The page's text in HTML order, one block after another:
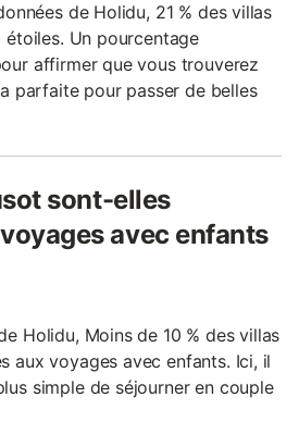
de Holidu, 21 % des villas
Un pourcentage
affirmer que vous trouverez
parfaite pour passer de belles
sont-elles
avec enfants
Holidu, Moins de 10 % des villas
aux voyages avec enfants. Ici, il
simple de séjourner en couple